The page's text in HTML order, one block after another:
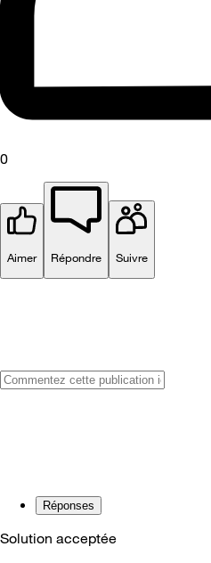
0
Aimer Répondre Suivre
Réponses
Solution acceptée